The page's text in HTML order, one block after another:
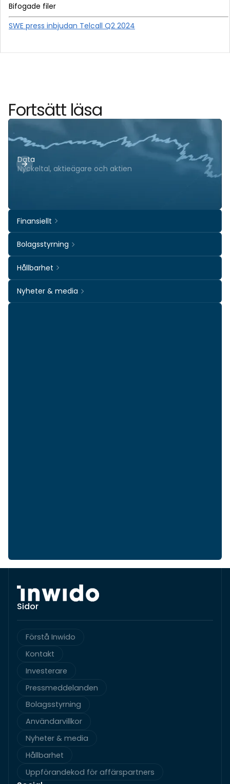
Bifogade filer
SWE press inbjudan Telcall Q2 2024
Fortsätt läsa
Data
Nyckeltal, aktieägare och aktien
Finansiellt
Bolagsstyrning
Hållbarhet
Nyheter & media
Sidor
Förstå Inwido
Kontakt
Investerare
Pressmeddelanden
Bolagsstyrning
Användarvillkor
Nyheter & media
Hållbarhet
Uppförandekod för affärspartners